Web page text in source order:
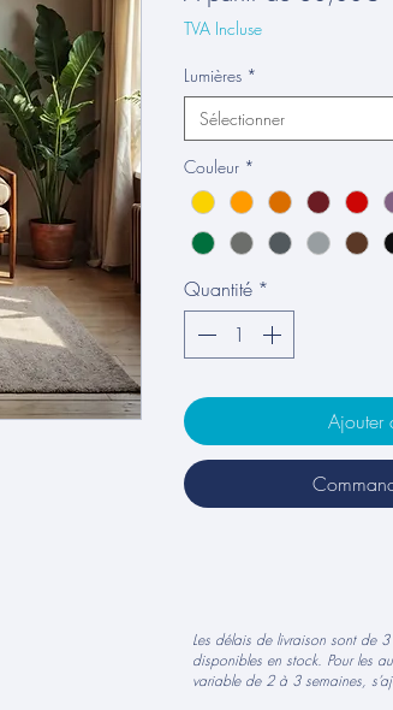
TVA Incluse
Lumières *
Sélectionner
Couleur *
Quantité *
Ajouter
Les délais de livraison sont de
disponibles en stock. Pour les
variable de 2 à 3 semaines,